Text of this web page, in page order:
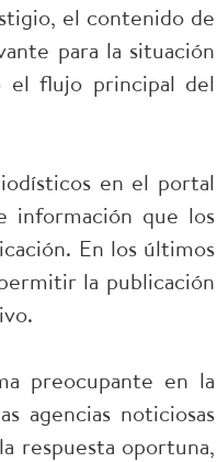
el contenido de
para la situación
el flujo principal del
en el portal
información que los
En los últimos
la publicación
preocupante en la
agencias noticiosas
respuesta oportuna,